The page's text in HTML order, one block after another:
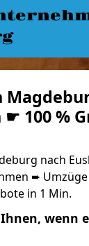
100 %
nach
➨ Umzüge
in 1 Min.
wenn